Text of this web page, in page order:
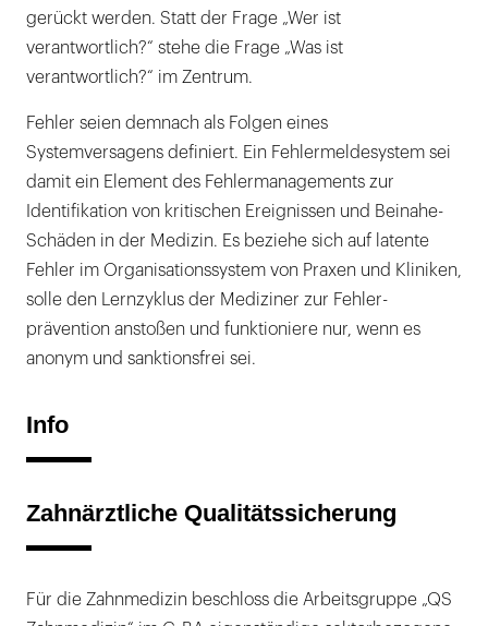
gerückt werden. Statt der Frage „Wer ist
verantwortlich?“ stehe die Frage „Was ist
verantwortlich?“ im Zentrum.
Fehler seien demnach als Folgen eines
Systemversagens definiert. Ein Fehlermeldesystem sei
damit ein Element des Fehlermanagements zur
Identifikation von kritischen Ereignissen und Beinahe-
Schäden in der Medizin. Es beziehe sich auf latente
Fehler im Organisationssystem von Praxen und Kliniken,
solle den Lernzyklus der Mediziner zur Fehler-
prävention anstoßen und funktioniere nur, wenn es
anonym und sanktionsfrei sei.
Info
Zahnärztliche Qualitätssicherung
Für die Zahnmedizin beschloss die Arbeitsgruppe „QS